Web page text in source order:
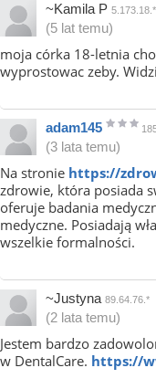
~Kamila P 5.173.18.*
(5 lat temu)
moja córka 18-letnia
wyprostowac zeby.
adam145
(3 lata temu)
Na stronie https://
zdrowie, która posiada
oferuje badania
medyczne. Posiadają
wszelkie formalności.
~Justyna 89.64.76.*
(2 lata temu)
Jestem bardzo
w DentalCare. https://